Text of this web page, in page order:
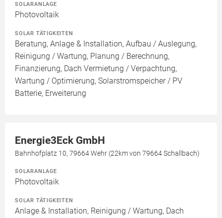
SOLARANLAGE
Photovoltaik
SOLAR TÄTIGKEITEN
Beratung, Anlage & Installation, Aufbau / Auslegung,
Reinigung / Wartung, Planung / Berechnung,
Finanzierung, Dach Vermietung / Verpachtung,
Wartung / Optimierung, Solarstromspeicher / PV
Batterie, Erweiterung
Energie3Eck GmbH
Bahnhofplatz 10, 79664 Wehr (22km von 79664 Schallbach)
SOLARANLAGE
Photovoltaik
SOLAR TÄTIGKEITEN
Anlage & Installation, Reinigung / Wartung, Dach